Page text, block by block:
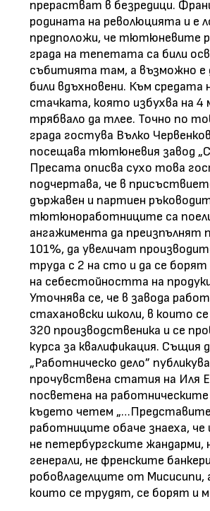
прерастват в безредици.
родината на революцията и е
предположи, че тютюневите
града на тепетата са били
събитията там, а възможно е
били вдъхновени. Към средата
стачката, която избухва на 4
трябвало да тлее. Точно по
града гостува Вълко
посещава тютюневия завод
Пресата описва сухо това
подчертава, че в
държавен и партиен
тютюноработниците са
ангажимента да преизпълнят
101%, да увеличат
труда с 2 на сто и да се борят
на себестойността на
Уточнява се, че в завода
стахановски школи, в които
320 производственика и се
курса за квалификация. Същия
„Работническо дело” публикува
прочувствена статия на Иля
посветена на работническите
където четем
работниците обаче знаеха,
не петербургските жандарми,
генерали, не френските
робовладелците от Мисисипи,
които се трудят, се борят и